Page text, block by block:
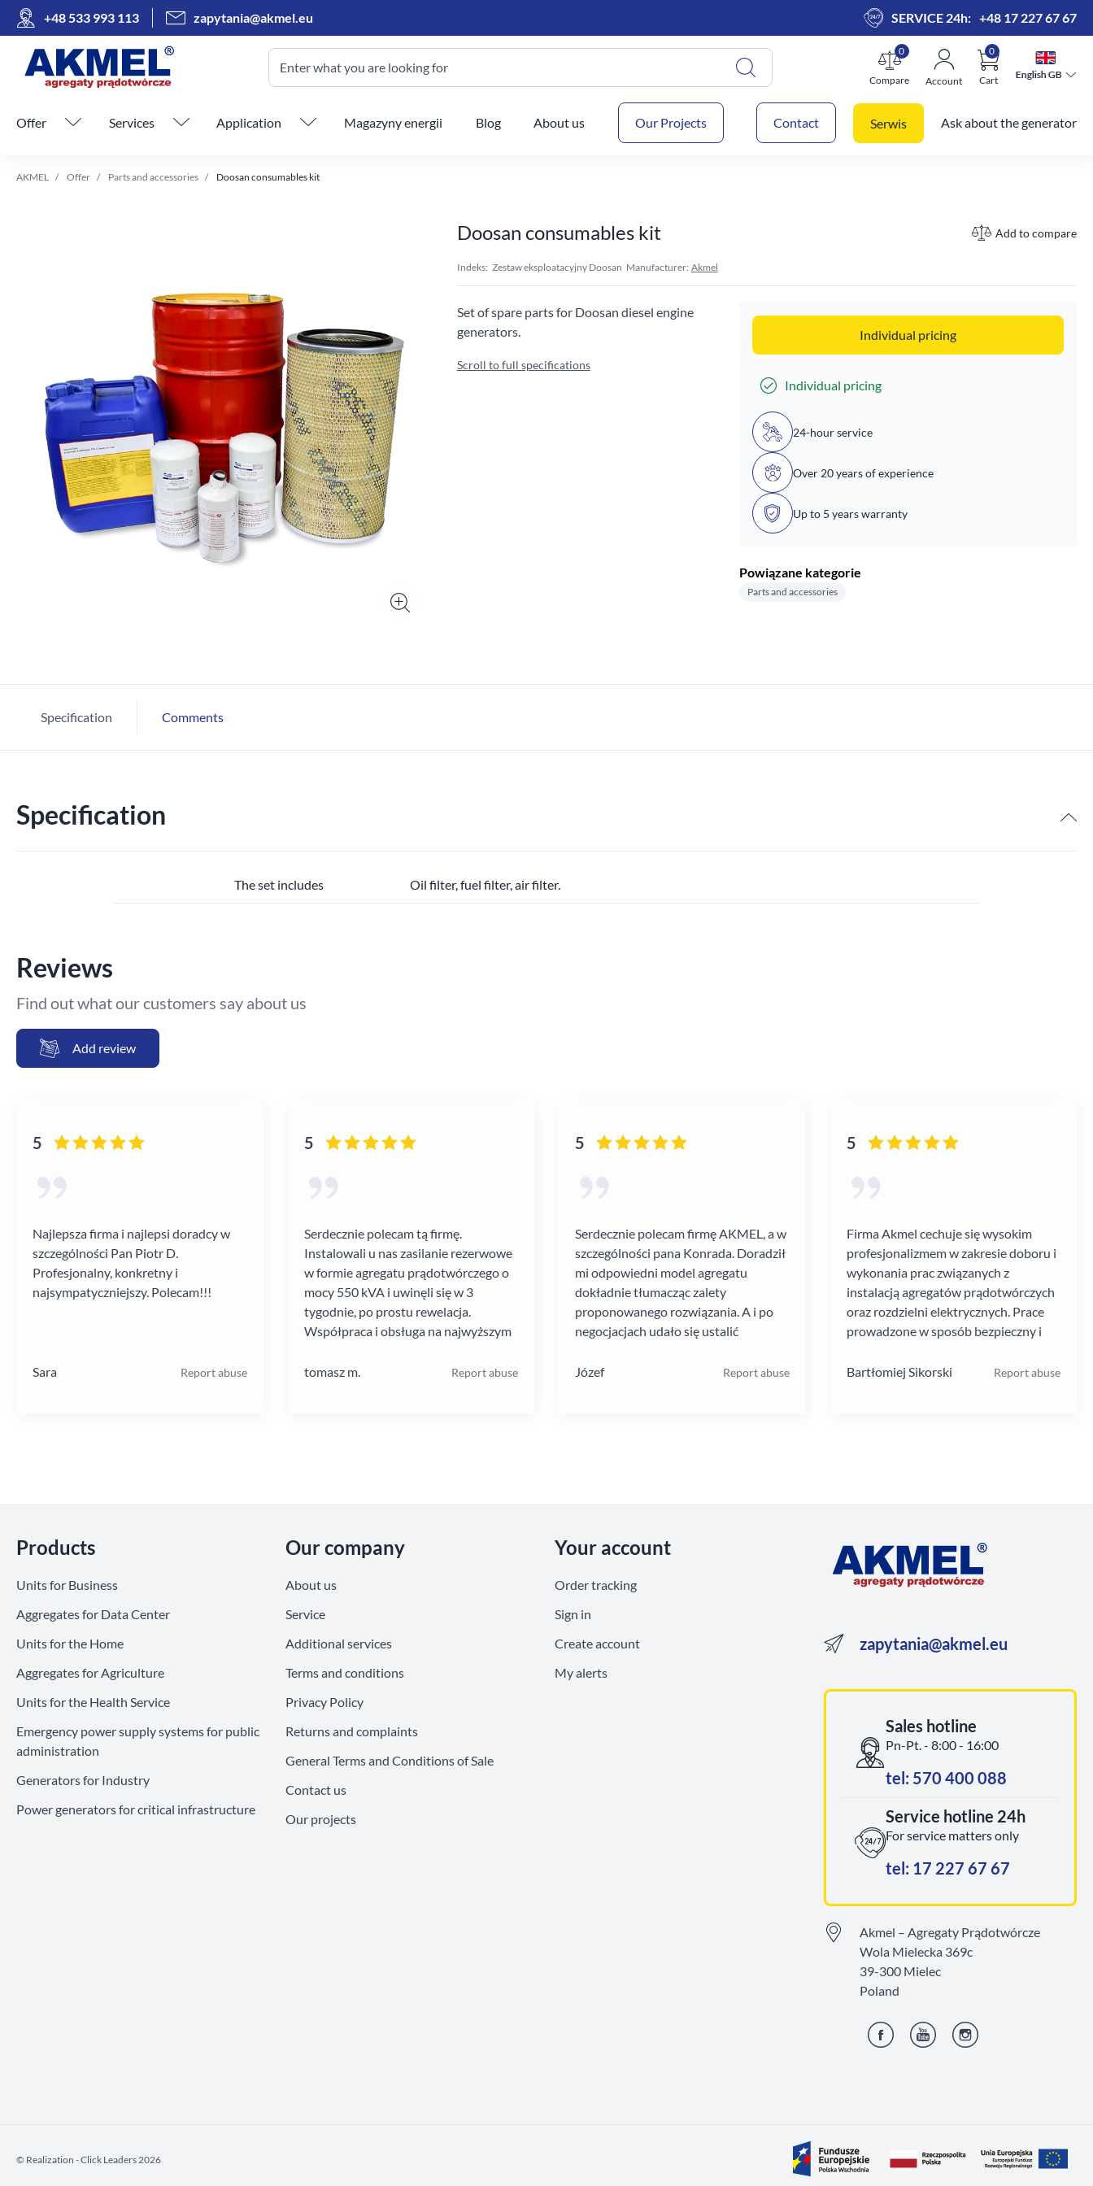
+48 533 993 113 zapytania@akmel.eu SERVICE 24h: +48 17 227 67 67
Enter what you are looking for
Compare
0
Account Cart
0
Your cart
English GB
English GB
Skip menu
Offer Services Application Magazyny energii Blog About us Our Projects Contact Serwis Ask about the generator
AKMEL Offer Parts and accessories Doosan consumables kit
Doosan consumables kit Add to compare
Indeks: Zestaw eksploatacyjny Doosan Manufacturer: Akmel
Set of spare parts for Doosan diesel engine
generators.
Scroll to full specifications
Individual pricing
Individual pricing
24-hour service
Over 20 years of experience
Up to 5 years warranty
Powiązane kategorie
Parts and accessories
Specification Comments
Specification
The set includes Oil filter, fuel filter, air filter.
Reviews
Find out what our customers say about us
Add review
5
Najlepsza firma i najlepsi doradcy w
szczególności Pan Piotr D.
Profesjonalny, konkretny i
najsympatyczniejszy. Polecam!!!
Sara Report abuse
5
Serdecznie polecam tą firmę.
Instalowali u nas zasilanie rezerwowe
w formie agregatu prądotwórczego o
mocy 550 kVA i uwinęli się w 3
tygodnie, po prostu rewelacja.
Współpraca i obsługa na najwyższym
tomasz m.
Report abuse
5
Serdecznie polecam firmę AKMEL, a w
szczególności pana Konrada. Doradził
mi odpowiedni model agregatu
dokładnie tłumacząc zalety
proponowanego rozwiązania. A i po
negocjacjach udało się ustalić
szybko i schludnie. Wysoka kultura
Józef Report abuse
5
Firma Akmel cechuje się wysokim
profesjonalizmem w zakresie doboru i
wykonania prac związanych z
instalacją agregatów prądotwórczych
oraz rozdzielni elektrycznych. Prace
prowadzone w sposób bezpieczny i
Jakość i rodzaj stosowanych
Bartłomiej Sikorski Report abuse
Products
Units for Business
Aggregates for Data Center
Units for the Home
Aggregates for Agriculture
Units for the Health Service
Emergency power supply systems for public
administration
Generators for Industry
Power generators for critical infrastructure
Our company
About us
Service
Additional services
Terms and conditions
Privacy Policy
Returns and complaints
General Terms and Conditions of Sale
Contact us
Our projects
Your account
Order tracking
Sign in
Create account
My alerts
zapytania@akmel.eu
Sales hotline
Pn-Pt. - 8:00 - 16:00
tel: 570 400 088
Service hotline 24h
For service matters only
tel: 17 227 67 67
Akmel – Agregaty Prądotwórcze
Wola Mielecka 369c
39-300 Mielec
Poland
©️ Realization - Click Leaders 2026